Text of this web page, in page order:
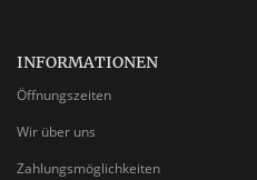
INFORMATIONEN
Öffnungszeiten
Wir über uns
Zahlungsmöglichkeiten